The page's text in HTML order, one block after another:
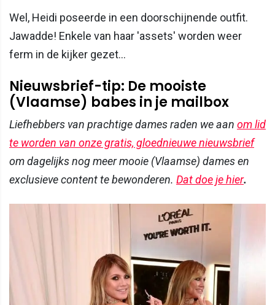
Wel, Heidi poseerde in een doorschijnende outfit.
Jawadde! Enkele van haar 'assets' worden weer
ferm in de kijker gezet...
Nieuwsbrief-tip: De mooiste
(Vlaamse) babes in je mailbox
Liefhebbers van prachtige dames raden we aan om lid
te worden van onze gratis, gloednieuwe nieuwsbrief
om dagelijks nog meer mooie (Vlaamse) dames en
exclusieve content te bewonderen. Dat doe je hier.